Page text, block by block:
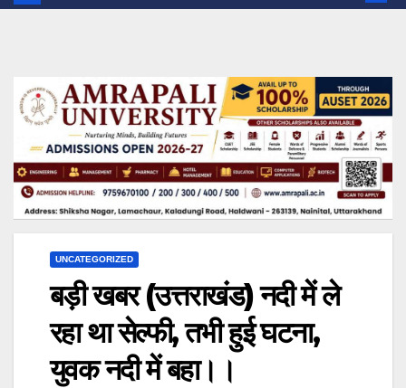
UNCATEGORIZED
बड़ी खबर (उत्तराखंड) नदी में ले
रहा था सेल्फी, तभी हुई घटना,
युवक नदी में बहा।।